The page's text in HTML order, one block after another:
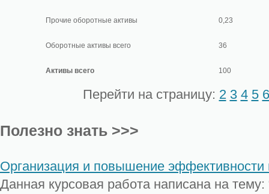
Прочие оборотные активы 0,23
Оборотные активы всего 36
Активы всего 100
Перейти на страницу: 2 3 4 5 6
Полезно знать >>>
Организация и повышение эффективности
Данная курсовая работа написана на